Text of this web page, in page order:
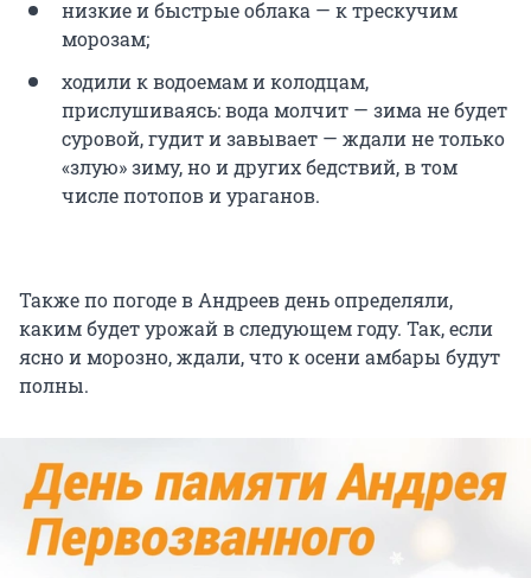
низкие и быстрые облака — к трескучим
морозам;
ходили к водоемам и колодцам,
прислушиваясь: вода молчит — зима не будет
суровой, гудит и завывает — ждали не только
«злую» зиму, но и других бедствий, в том
числе потопов и ураганов.
Также по погоде в Андреев день определяли,
каким будет урожай в следующем году. Так, если
ясно и морозно, ждали, что к осени амбары будут
полны.